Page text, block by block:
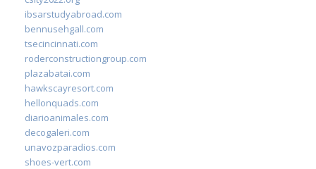
ibsarstudyabroad.com
bennusehgall.com
tsecincinnati.com
roderconstructiongroup.com
plazabatai.com
hawkscayresort.com
hellonquads.com
diarioanimales.com
decogaleri.com
unavozparadios.com
shoes-vert.com